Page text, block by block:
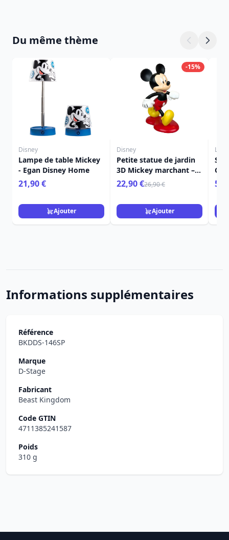
Du même thème
Disney
Lampe de table Mickey
- Egan Disney Home
21,90 €
Ajouter
-15%
Disney
Petite statue de jardin
3D Mickey marchant –
Disney
22,90 €26,90 €
Ajouter
Informations supplémentaires
Référence
BKDDS-146SP
Marque
D-Stage
Fabricant
Beast Kingdom
Code GTIN
4711385241587
Poids
310 g